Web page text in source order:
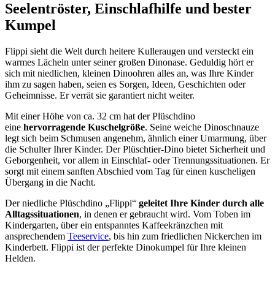
Seelentröster, Einschlafhilfe und bester
Kumpel
Flippi sieht die Welt durch heitere Kulleraugen und versteckt ein
warmes Lächeln unter seiner großen Dinonase. Geduldig hört er
sich mit niedlichen, kleinen Dinoohren alles an, was Ihre Kinder
ihm zu sagen haben, seien es Sorgen, Ideen, Geschichten oder
Geheimnisse. Er verrät sie garantiert nicht weiter.
Mit einer Höhe von ca. 32 cm hat der Plüschdino
eine hervorragende Kuschelgröße. Seine weiche Dinoschnauze
legt sich beim Schmusen angenehm, ähnlich einer Umarmung, über
die Schulter Ihrer Kinder. Der Plüschtier-Dino bietet Sicherheit und
Geborgenheit, vor allem in Einschlaf- oder Trennungssituationen. Er
sorgt mit einem sanften Abschied vom Tag für einen kuscheligen
Übergang in die Nacht.
Der niedliche Plüschdino „Flippi“ geleitet Ihre Kinder durch alle
Alltagssituationen, in denen er gebraucht wird. Vom Toben im
Kindergarten, über ein entspanntes Kaffeekränzchen mit
ansprechendem Teeservice, bis hin zum friedlichen Nickerchen im
Kinderbett. Flippi ist der perfekte Dinokumpel für Ihre kleinen
Helden.